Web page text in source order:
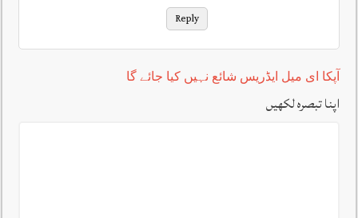
Reply
آپکا ای میل ایڈریس شائع نہیں کیا جائے گا
اپنا تبصرہ لکھیں